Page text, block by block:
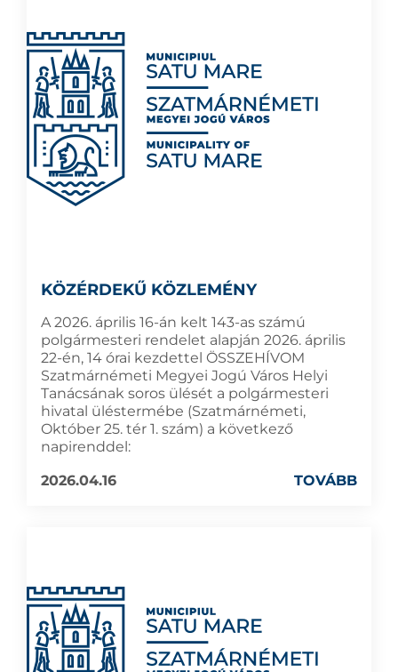
KÖZÉRDEKŰ KÖZLEMÉNY
A 2026. április 16-án kelt 143-as számú
polgármesteri rendelet alapján 2026. április
22-én, 14 órai kezdettel ÖSSZEHÍVOM
Szatmárnémeti Megyei Jogú Város Helyi
Tanácsának soros ülését a polgármesteri
hivatal üléstermébe (Szatmárnémeti,
Október 25. tér 1. szám) a következő
napirenddel:
2026.04.16
TOVÁBB